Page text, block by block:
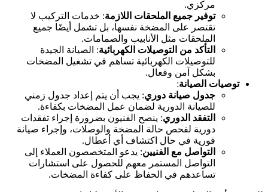
مركزي.
توفير جميع الملحقات اللازمة: خدمات التركيب لا
تقتصر على المضخة نفسها، بل تشمل أيضًا جميع
الملحقات مثل الأنابيب والصمامات.
التأكد من التوصيلات الكهربائية: الصيانة الجيدة
للتوصيلات الكهربائية تساهم في تشغيل المضخات
بشكل آمن وفعال.
توصيات الصيانة:
جدول صيانة دوري: يجب أن يتم إعداد جدول زمني
للصيانة الدورية لضمان عمل المضخات بكفاءة.
التفقد الدوري: ينصح الفنيون بضرورة إجراء تفقدات
دورية لفحص حالة المضخة والوصلات، وإجراء صيانة
فورية في حال اكتشاف أي أعطال.
التواصل مع الفنيين: يدعو المتخصصون العملاء إلى
التواصل المستمر معهم للحصول على استشارات
تساعدهم في الحفاظ على كفاءة المضخات.